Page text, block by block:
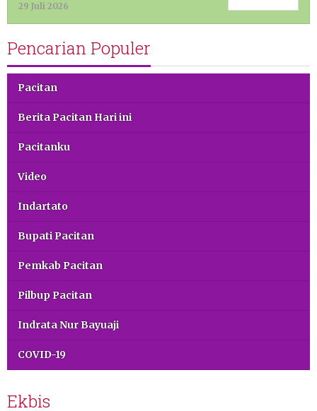
29 Juli 2026
Pencarian Populer
Pacitan
Berita Pacitan Hari ini
Pacitanku
Video
Indartato
Bupati Pacitan
Pemkab Pacitan
Pilbup Pacitan
Indrata Nur Bayuaji
COVID-19
Ekbis